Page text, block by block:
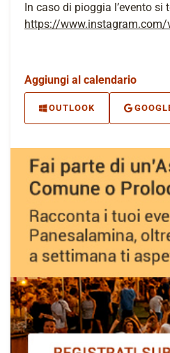
In caso di pioggia l’evento si
https://
Aggiungi al calendario
OUTLOOK